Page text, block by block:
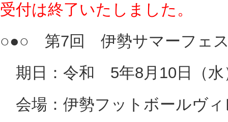
受付は終了いたしました。
○●○ 第7回 伊勢サマーフェス
期日：令和 5年8月10日（水
会場：伊勢フットボールヴ